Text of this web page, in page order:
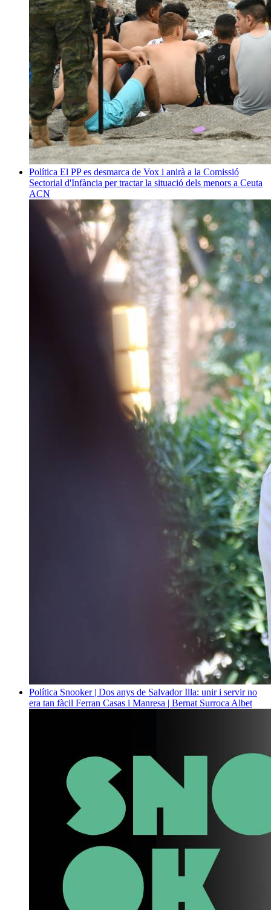
Política El PP es desmarca de Vox i anirà a la Comissió
Sectorial d'Infància per tractar la situació dels menors a Ceuta
ACN
Política Snooker | Dos anys de Salvador Illa: unir i servir no
era tan fàcil Ferran Casas i Manresa | Bernat Surroca Albet